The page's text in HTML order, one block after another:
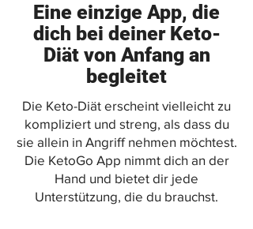
Eine einzige App, die
dich bei deiner Keto-
Diät von Anfang an
begleitet
Die Keto-Diät erscheint vielleicht zu
kompliziert und streng, als dass du
sie allein in Angriff nehmen möchtest.
Die KetoGo App nimmt dich an der
Hand und bietet dir jede
Unterstützung, die du brauchst.